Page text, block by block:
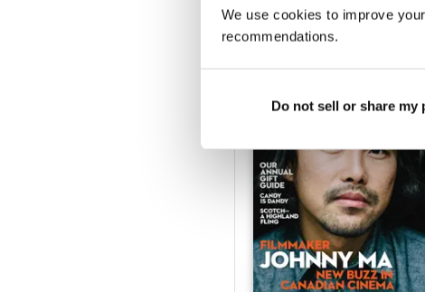
We use cookies to improve
recommendations.
Do not sell or share
SPECIAL EDITIONS